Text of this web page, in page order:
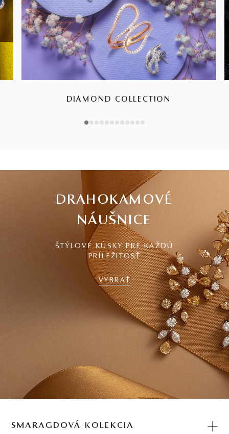
DIAMOND COLLECTION
1 2 3 4 5 6 7 8 9 10 11 12
DRAHOKAMOVÉ
NÁUŠNICE
ŠTÝLOVÉ KÚSKY PRE KAŽDÚ
PRÍLEŽITOSŤ
VYBRAŤ
SMARAGDOVÁ KOLEKCIA